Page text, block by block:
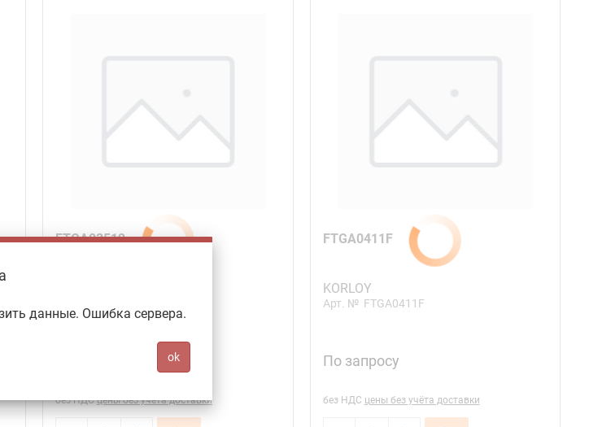
FTGA03512
без НДСцены без учёта доставки
FTGA0411F
KORLOY
Арт. № FTGA0411F
По запросу
без НДС цены без учёта доставки
данные. Ошибка сервера.
ok